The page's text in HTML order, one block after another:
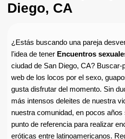
Diego, CA
¿Estás buscando una pareja
l'idea de tener Encuentros
ciudad de San Diego, CA? Buscar-
web de los locos por el sexo,
gusta disfrutar del momento. Sin
más intensos deleites de nuestra
nuestra comunidad, en pocos
punto de referencia para realizar
eróticas entre latinoamericanos.